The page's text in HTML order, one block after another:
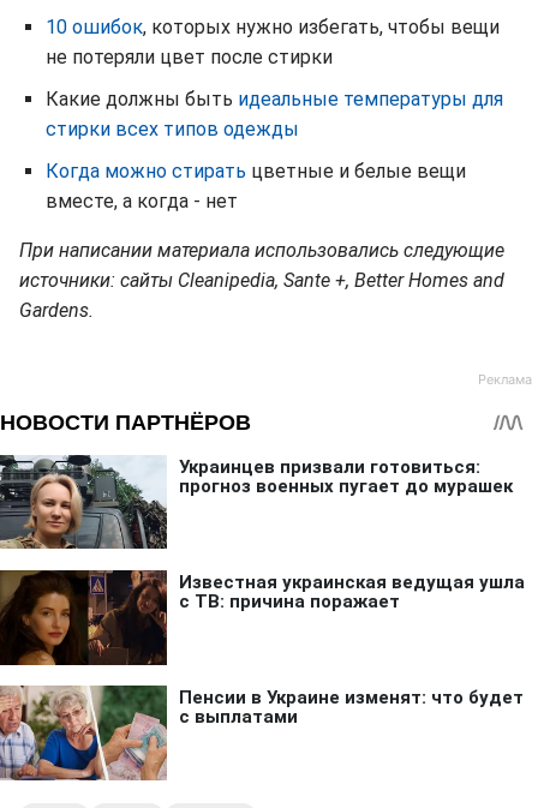
10 ошибок, которых нужно избегать, чтобы вещи
не потеряли цвет после стирки
Какие должны быть идеальные температуры для
стирки всех типов одежды
Когда можно стирать цветные и белые вещи
вместе, а когда - нет
При написании материала использовались следующие
источники: сайты Cleanipedia, Sante +, Better Homes and
Gardens.